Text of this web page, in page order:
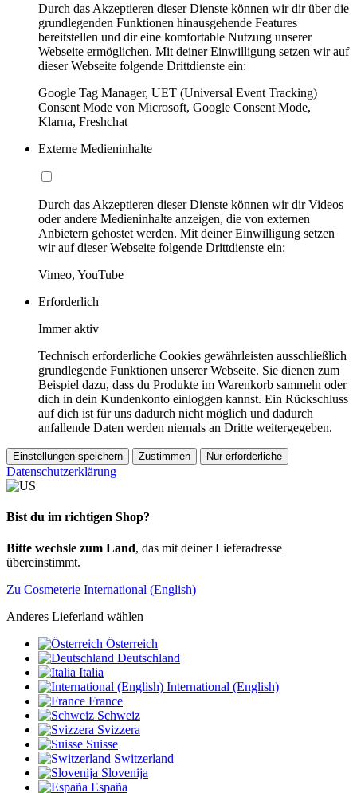
Durch das Akzeptieren dieser Dienste können wir dir über die
grundlegenden Funktionen hinausgehende Features
bereitstellen und dir eine komfortable Nutzung unserer
Webseite ermöglichen. Mit deiner Einwilligung setzen wir auf
dieser Webseite folgende Drittdienste ein:
Google Tag Manager, UET (Universal Event Tracking)
Consent Mode von Microsoft, Google Consent Mode,
Klarna, Freshchat
Externe Medieninhalte
Durch das Akzeptieren dieser Dienste können wir dir Videos
oder andere Medieninhalte anzeigen, die von externen
Anbietern gehostet werden. Mit deiner Einwilligung setzen
wir auf dieser Webseite folgende Drittdienste ein:
Vimeo, YouTube
Erforderlich
Immer aktiv
Technisch erforderliche Cookies gewährleisten ausschließlich
grundlegende Funktionen unserer Webseite. Sie dienen zum
Beispiel dazu, dass du Produkte im Warenkorb sammeln oder
dich in dein Kundenkonto einloggen kannst. Ein Rückschluss
auf dich ist für uns dadurch nicht möglich und dadurch
anfallende Daten werden niemals an Dritte weitergegeben.
Einstellungen speichern Zustimmen Nur erforderliche
Datenschutzerklärung
Bist du im richtigen Shop?
Bitte wechsle zum Land, das mit deiner Lieferadresse
übereinstimmt.
Zu Cosmeterie International (English)
Anderes Lieferland wählen
Österreich
Deutschland
Italia
International (English)
France
Schweiz
Svizzera
Suisse
Switzerland
Slovenija
España